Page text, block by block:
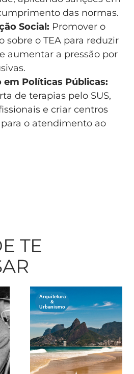
das normas.
Social: Promover o
sobre o TEA para reduzir
aumentar a pressão por
Políticas Públicas:
de terapias pelo SUS,
e criar centros
o atendimento ao
TE
Arquitetura
&
Urbanismo